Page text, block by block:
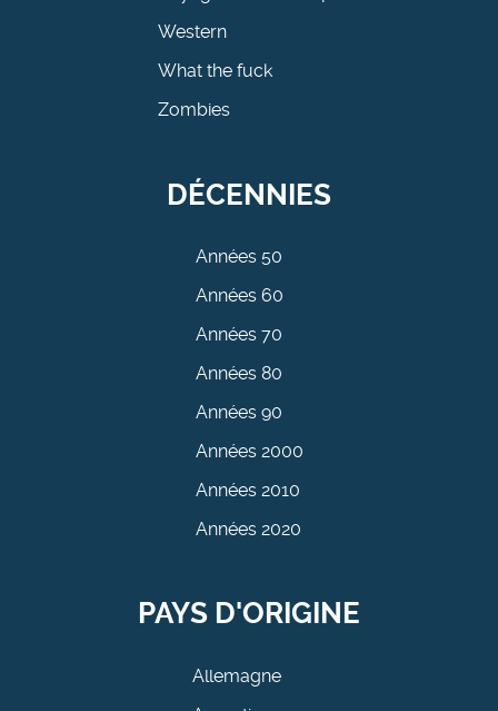
Western
What the fuck
Zombies
DÉCENNIES
Années 50
Années 60
Années 70
Années 80
Années 90
Années 2000
Années 2010
Années 2020
PAYS D'ORIGINE
Allemagne